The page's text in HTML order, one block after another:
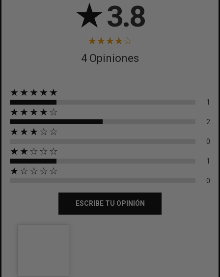
★3.8
4 Opiniones
★★★★★
1
★★★★☆
2
★★★☆☆
0
★★☆☆☆
1
★☆☆☆☆
0
ESCRIBE TU OPINIÓN